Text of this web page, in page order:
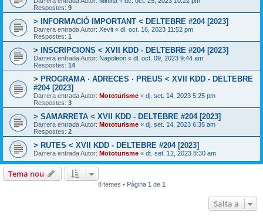
Respostes: 9
> INFORMACIÓ IMPORTANT < DELTEBRE #204 [2023]
Darrera entrada Autor: Xevit « dl. oct. 16, 2023 11:52 pm
Respostes: 1
> INSCRIPCIONS < XVII KDD - DELTEBRE #204 [2023]
Darrera entrada Autor: Napoleon « dl. oct. 09, 2023 9:44 am
Respostes: 14
> PROGRAMA · ADRECES · PREUS < XVII KDD - DELTEBRE
#204 [2023]
Darrera entrada Autor: Mototurisme « dj. set. 14, 2023 5:25 pm
Respostes: 3
> SAMARRETA < XVII KDD - DELTEBRE #204 [2023]
Darrera entrada Autor: Mototurisme « dj. set. 14, 2023 6:35 am
Respostes: 2
> RUTES < XVII KDD - DELTEBRE #204 [2023]
Darrera entrada Autor: Mototurisme « dt. set. 12, 2023 8:30 am
Tema nou
8 temes • Pàgina 1 de 1
Salta a